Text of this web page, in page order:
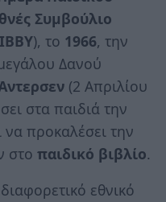
Συμβούλιο
IBBY), το 1966, την
Δανού
(2 Απριλίου
στα παιδιά την
προκαλέσει την
στο παιδικό βιβλίο.
εθνικό